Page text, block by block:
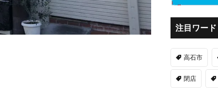
注目ワード
高石市
閉店